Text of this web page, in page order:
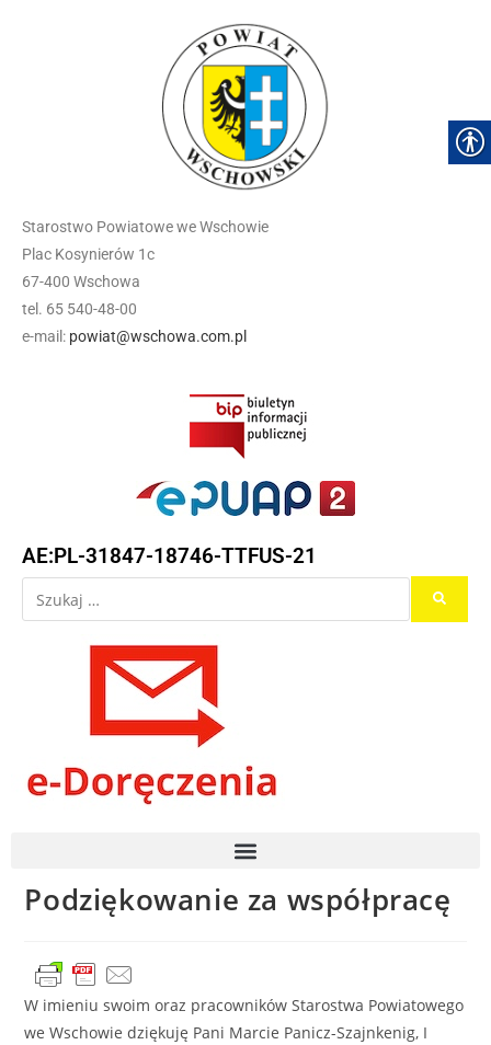
Starostwo Powiatowe we Wschowie
Plac Kosynierów 1c
67-400 Wschowa
tel. 65 540-48-00
e-mail: powiat@wschowa.com.pl
AE:PL-31847-18746-TTFUS-21
Podziękowanie za współpracę
W imieniu swoim oraz pracowników Starostwa Powiatowego
we Wschowie dziękuję Pani Marcie Panicz-Szajnkenig, I